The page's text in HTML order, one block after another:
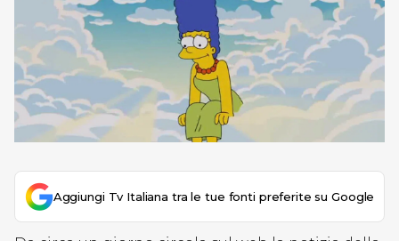
Aggiungi Tv Italiana tra le tue fonti preferite su Google